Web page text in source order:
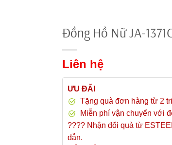
Đồng Hồ Nữ JA-
Liên hệ
ƯU ĐÃI
Tặng quà đơn hàng từ 2
Miễn phí vận chuyển với
???? Nhận đổi quà từ
dẫn.